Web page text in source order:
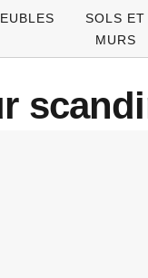
SOLS ET
MURS